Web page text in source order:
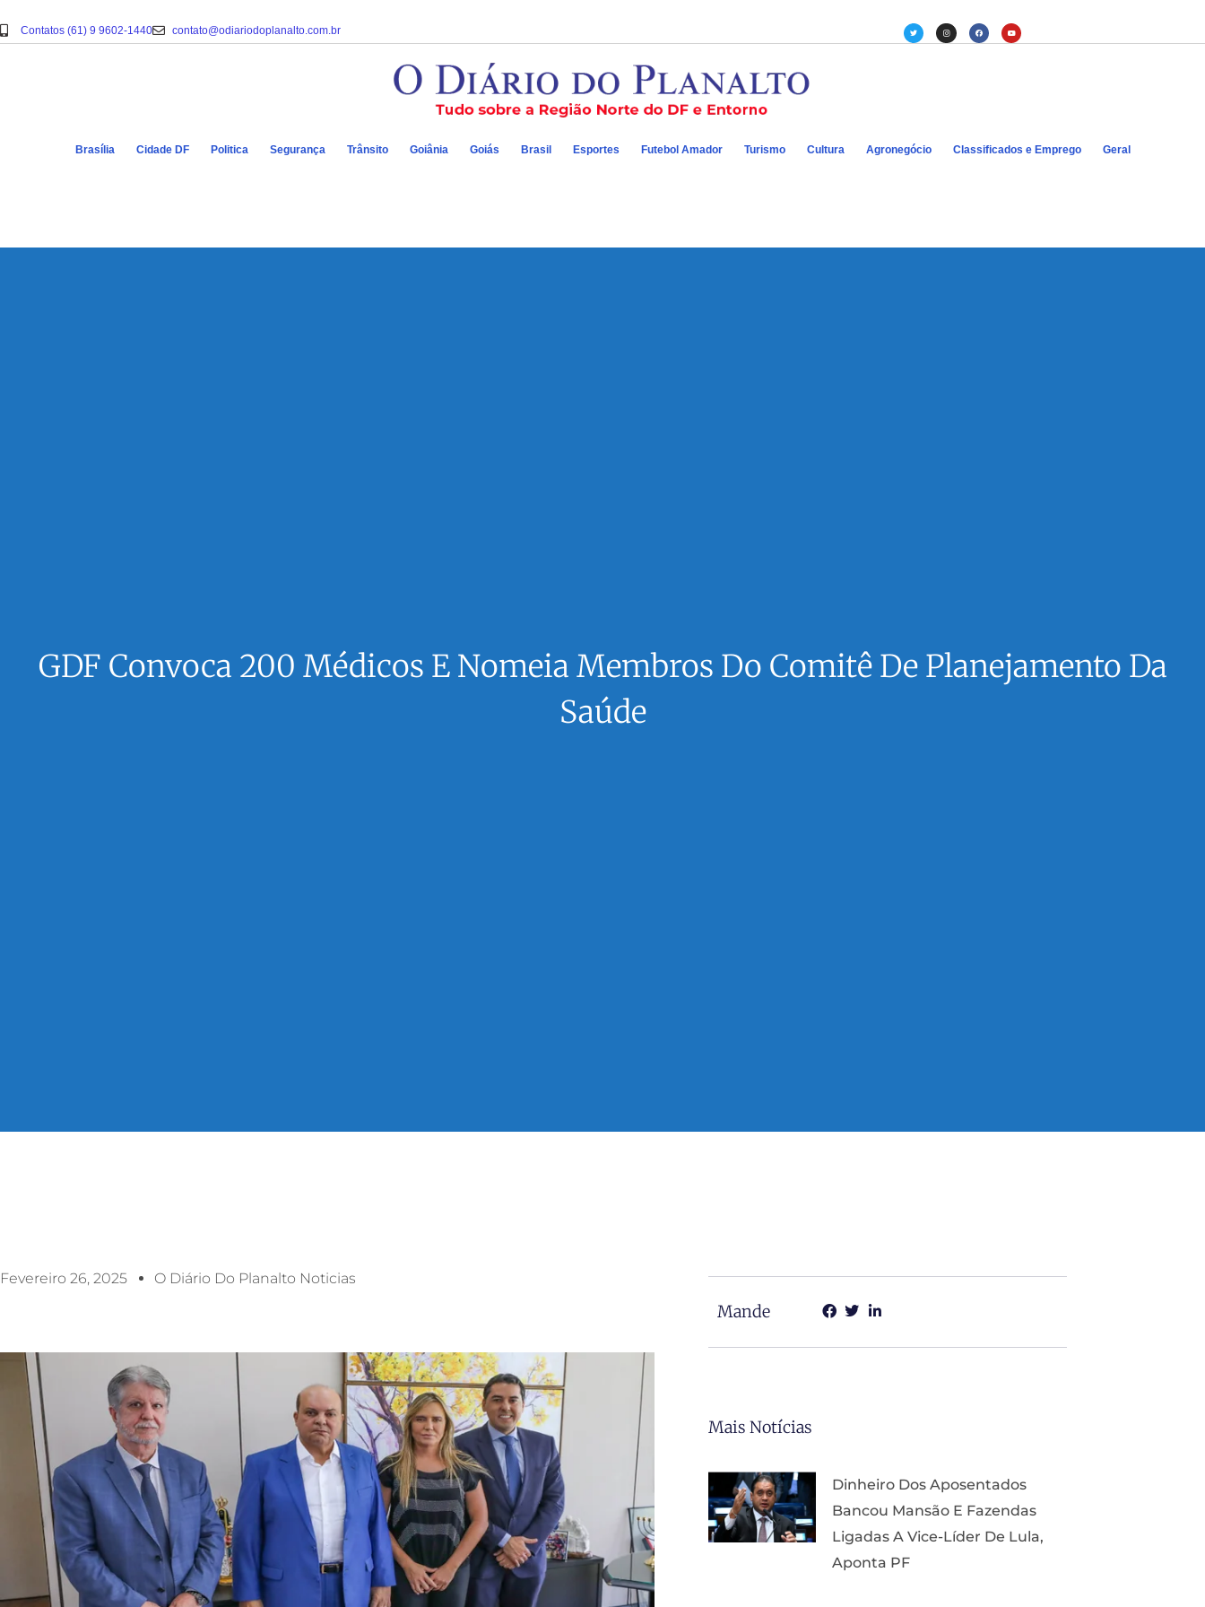
Contatos (61) 9 9602-1440 contato@odiariodoplanalto.com.br
Brasília Cidade DF Politica Segurança Trânsito Goiânia Goiás Brasil Esportes Futebol Amador Turismo Cultura Agronegócio Classificados e Emprego Geral
GDF Convoca 200 Médicos E Nomeia Membros Do Comitê De Planejamento Da
Saúde
Fevereiro 26, 2025 O Diário Do Planalto Noticias
Mande
Mais Notícias
Dinheiro Dos Aposentados
Bancou Mansão E Fazendas
Ligadas A Vice-Líder De Lula,
Aponta PF